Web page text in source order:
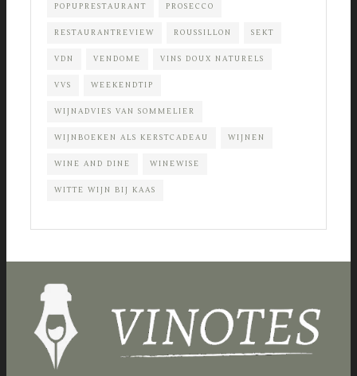
POPUPRESTAURANT PROSECCO
RESTAURANTREVIEW ROUSSILLON SEKT
VDN VENDOME VINS DOUX NATURELS
VVS WEEKENDTIP
WIJNADVIES VAN SOMMELIER
WIJNBOEKEN ALS KERSTCADEAU WIJNEN
WINE AND DINE WINEWISE
WITTE WIJN BIJ KAAS